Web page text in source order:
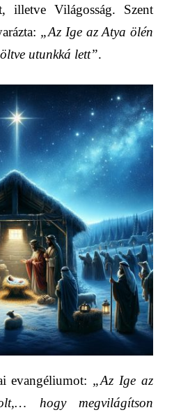
illetve Világosság. Szent
„Az Ige az Atya ölén
utunkká lett”.
evangéliumot: „Az Ige az
hogy megvilágítson